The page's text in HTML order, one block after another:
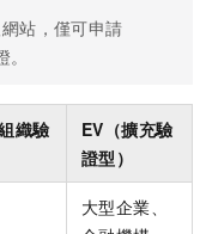
站，僅可申請
織驗
EV（擴充驗
證型）
大型企業、